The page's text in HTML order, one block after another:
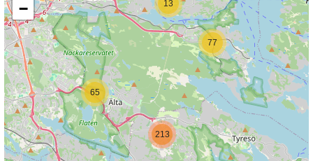
13
65
77
213
−